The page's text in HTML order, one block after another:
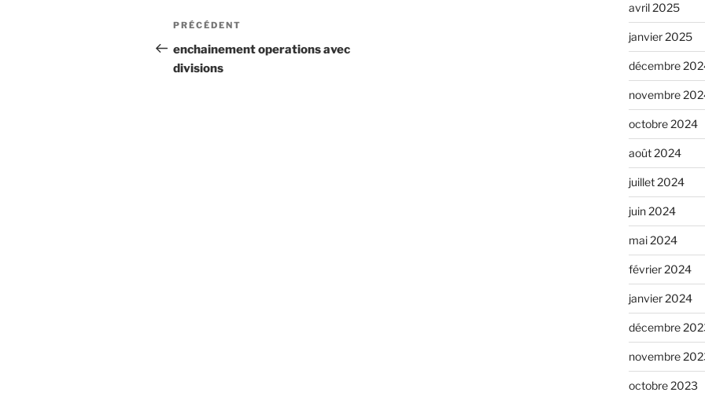
Navigation
de
l’article
Article
précédent
PRÉCÉDENT
enchainement operations avec
divisions
avril 2025
janvier 2025
décembre
novembre
octobre 2024
août 2024
juillet 2024
juin 2024
mai 2024
février 2024
janvier 2024
décembre
novembre
octobre 2023